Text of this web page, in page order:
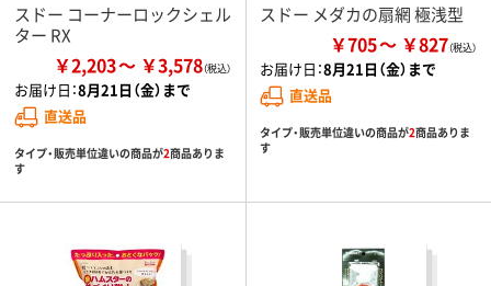
スドー コーナーロックシェル
ター RX
￥2,203 ￥3,578
お届け日：8月21日（金）まで
直送品
タイプ・販売単位違いの商品が2商品ありま
す
スドー メダカの扇網 極浅型
￥705 ￥827
お届け日：8月21日（金）まで
直送品
タイプ・販売単位違いの商品が2商品ありま
す